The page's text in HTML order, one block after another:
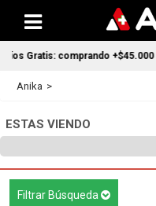
+$45.000 en CABA y
Anika
ESTAS VIENDO
Filtrar Búsqueda